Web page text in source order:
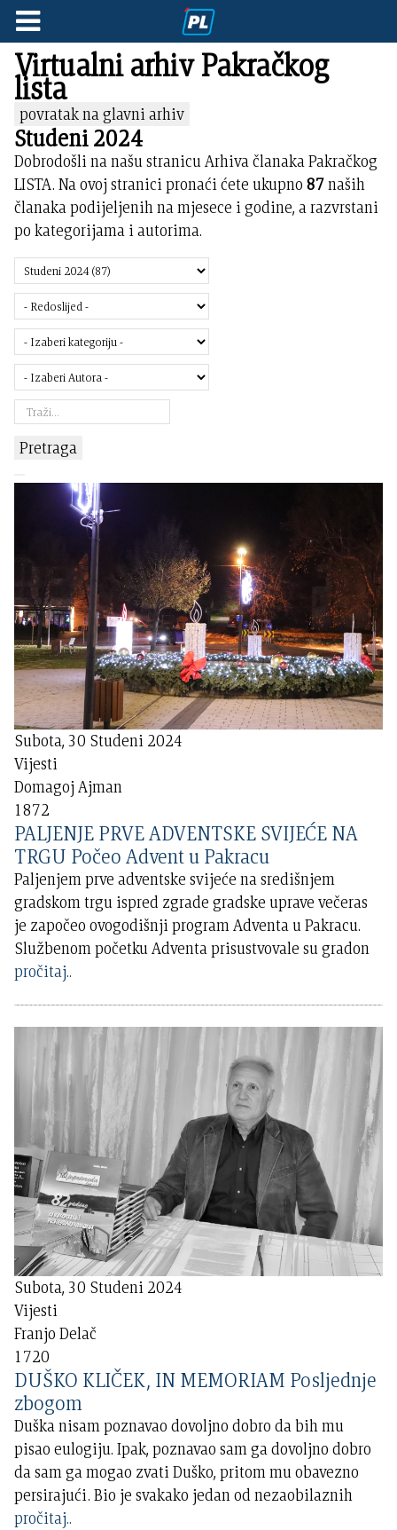
Virtualni arhiv Pakračkog
lista
povratak na glavni arhiv
Studeni 2024
Dobrodošli na našu stranicu Arhiva članaka Pakračkog
LISTA. Na ovoj stranici pronaći ćete ukupno87naših
članaka podijeljenih na mjesece i godine, a razvrstani
po kategorijama i autorima.
Pretraga
Subota, 30 Studeni 2024
Vijesti
Domagoj Ajman
1872
PALJENJE PRVE ADVENTSKE SVIJEĆE NA
TRGU Počeo Advent u Pakracu
Paljenjem prve adventske svijeće na središnjem
gradskom trgu ispred zgrade gradske uprave večeras
je započeo ovogodišnji program Adventa u Pakracu.
Službenom početku Adventa prisustvovale su gradon
pročitaj..
Subota, 30 Studeni 2024
Vijesti
Franjo Delač
1720
DUŠKO KLIČEK, IN MEMORIAM Posljednje
zbogom
Duška nisam poznavao dovoljno dobro da bih mu
pisao eulogiju. Ipak, poznavao sam ga dovoljno dobro
da sam ga mogao zvati Duško, pritom mu obavezno
persirajući. Bio je svakako jedan od nezaobilaznih
pročitaj..